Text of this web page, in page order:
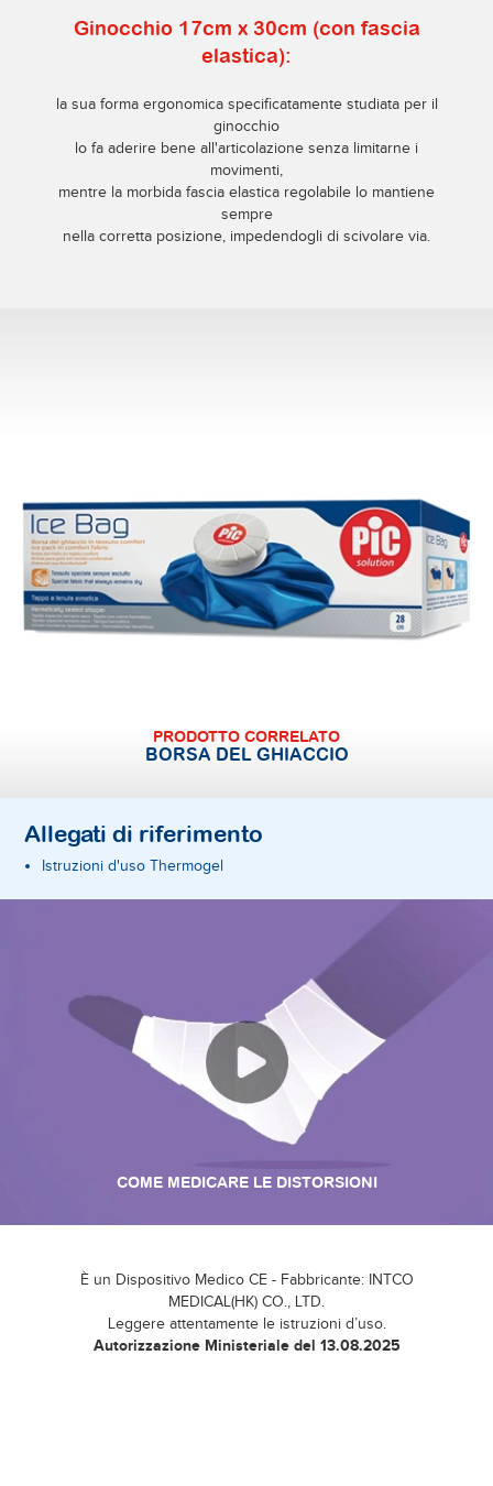
Ginocchio 17cm x 30cm (con fascia
elastica):
la sua forma ergonomica specificatamente studiata per il
ginocchio
lo fa aderire bene all'articolazione senza limitarne i
movimenti,
mentre la morbida fascia elastica regolabile lo mantiene
sempre
nella corretta posizione, impedendogli di scivolare via.
PRODOTTO CORRELATO
BORSA DEL GHIACCIO
Allegati di riferimento
Istruzioni d'uso Thermogel
COME MEDICARE LE DISTORSIONI
È un Dispositivo Medico CE - Fabbricante: INTCO
MEDICAL(HK) CO., LTD.
Leggere attentamente le istruzioni d’uso.
Autorizzazione Ministeriale del 13.08.2025